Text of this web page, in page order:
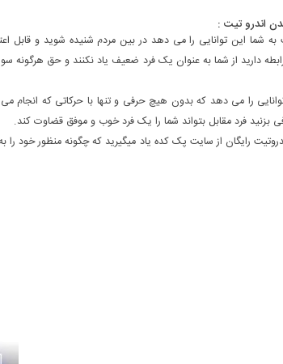
به شما این توانایی را می دهد در بین مردم شنیده شوید و قابل
دارید از شما به عنوان یک فرد ضعیف یاد نکنند و حق هرگونه
را می دهد که بدون هیچ حرفی و تنها با حرکاتی که انجام
بزنید فرد مقابل بتواند شما را یک فرد خوب و موفق قضاوت کند.
رایگان از سایت پک کده یاد میگیرید که چگونه منظور خود